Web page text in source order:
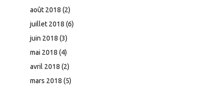
août 2018 (2)
juillet 2018 (6)
juin 2018 (3)
mai 2018 (4)
avril 2018 (2)
mars 2018 (5)